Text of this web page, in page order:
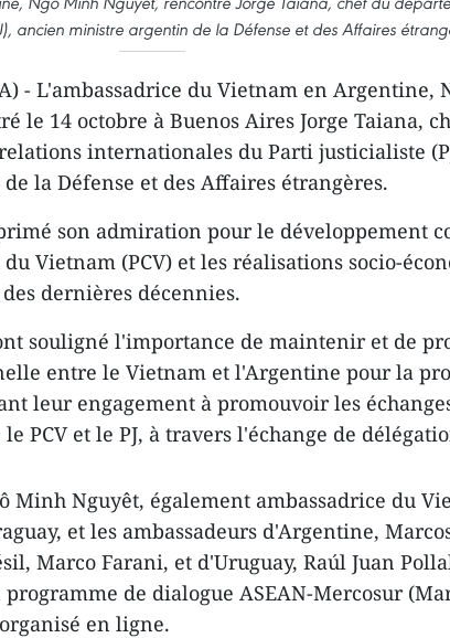
ancien ministre argentin de la Défense et des Affaires
- L'ambassadrice du Vietnam en Argentine,
le 14 octobre à Buenos Aires Jorge Taiana,
internationales du Parti justicialiste
la Défense et des Affaires étrangères.
son admiration pour le développement
Vietnam (PCV) et les réalisations socio-
dernières décennies.
souligné l'importance de maintenir et de
entre le Vietnam et l'Argentine pour la
leur engagement à promouvoir les
PCV et le PJ, à travers l'échange de
Minh Nguyêt, également ambassadrice du
et les ambassadeurs d'Argentine,
Marco Farani, et d'Uruguay, Raúl Juan
de dialogue ASEAN-Mercosur
en ligne.